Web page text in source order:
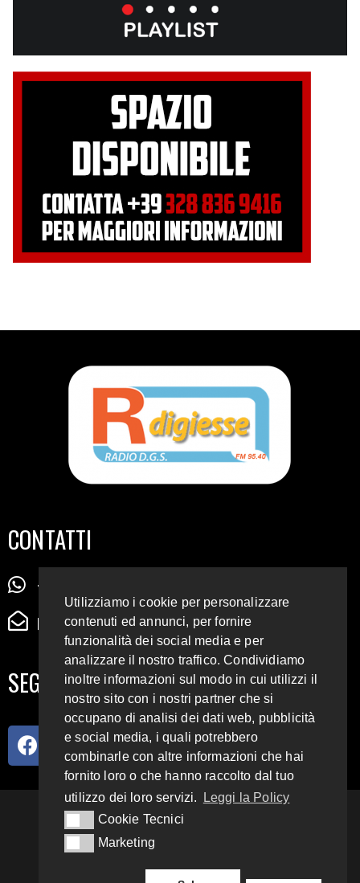
CONTATTI
+39 345 72 72 88 5
radiodigiesse@gmail.com
SEGUICI SUI SOCIAL
93.4 E 95.3 FM
Utilizziamo i cookie per personalizzare
contenuti ed annunci, per fornire
funzionalità dei social media e per
analizzare il nostro traffico. Condividiamo
inoltre informazioni sul modo in cui utilizzi il
nostro sito con i nostri partner che si
occupano di analisi dei dati web, pubblicità
e social media, i quali potrebbero
combinarle con altre informazioni che hai
fornito loro o che hanno raccolto dal tuo
utilizzo dei loro servizi.
Leggi la Policy
Cookie Tecnici
Cookie Tecnici
MarketingMarketing